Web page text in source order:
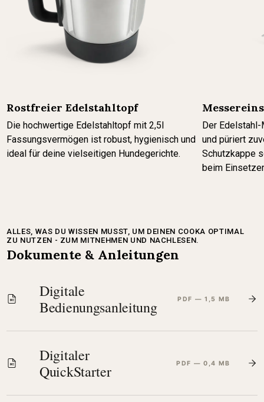
Rostfreier Edelstahltopf
Die hochwertige Edelstahltopf mit 2,5l
Fassungsvermögen ist robust, hygienisch und
ideal für deine vielseitigen Hundegerichte.
Der
und püriert
Schutzkappe
beim
ALLES, WAS DU WISSEN MUSST, UM DEINEN COOKA OPTIMAL
ZU NUTZEN - ZUM MITNEHMEN UND NACHLESEN.
Dokumente & Anleitungen
Digitale
Bedienungsanleitung
PDF — 1,5 MB
Digitaler
QuickStarter
PDF — 0,4 MB